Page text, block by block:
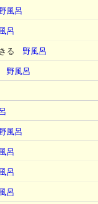
風呂
呂
きる 野風呂
野風呂
風呂
呂
呂
呂